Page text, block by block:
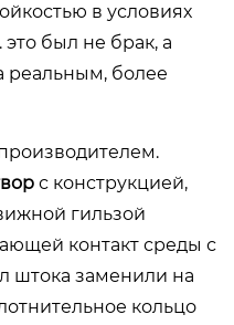
в условиях
был не брак, а
реальным, более
с конструкцией,
гильзой
контакт среды с
штока заменили на
кольцо